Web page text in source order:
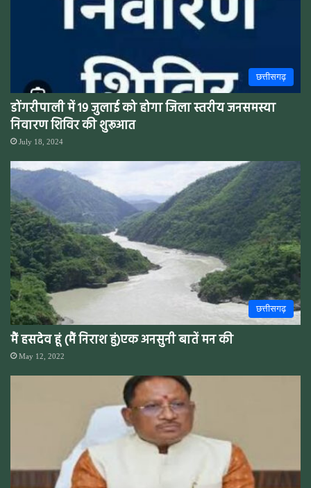
छत्तीसगढ़
डोंगरीपाली में 19 जुलाई को होगा जिला स्तरीय जनसमस्या
निवारण शिविर की शुरूआत
July 18, 2024
छत्तीसगढ़
मैं हसदेव हूं (मैं निराश हुं)एक अनसुनी बातें मन की
May 12, 2022